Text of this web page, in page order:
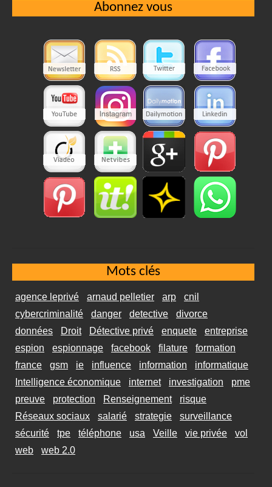
Abonnez vous
Mots clés
agence leprivé arnaud pelletier arp
cnil
cybercriminalité
danger detective
divorce
données
Droit Détective privé enquete
entreprise
espion
espionnage facebook filature
formation
france
gsm ie influence information
informatique
Intelligence économique
internet investigation
pme
preuve
protection Renseignement
risque
Réseaux sociaux
salarié strategie
surveillance
sécurité
tpe téléphone usa Veille vie privée
vol
web
web 2.0